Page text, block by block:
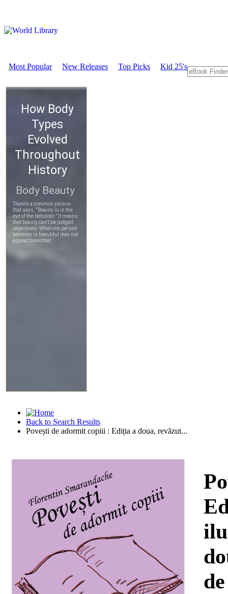
Most Popular New Releases Top Picks Kid 25's
Back to Search Results
Povești de adormit copiii : Ediția a doua, revăzut...